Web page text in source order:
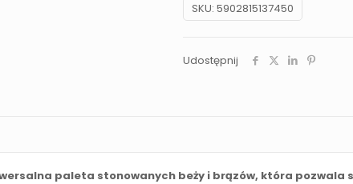
SKU: 5902815137450
Udostępnij
paleta stonowanych beży i brązów, która